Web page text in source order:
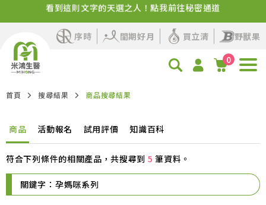
✨品牌感謝祭來了！百卡蛋白飲+人氣保健活動即將開始
序時
閨期好月 買立清
野獸果
0
首頁 搜尋結果 商品搜尋結果
商品 活動報名 試用評價 知識百科
符合下列條件的相關產品，共搜尋到 5 筆資料。
關鍵字： 孕媽咪系列